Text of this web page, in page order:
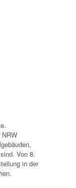
Von 8.
in der